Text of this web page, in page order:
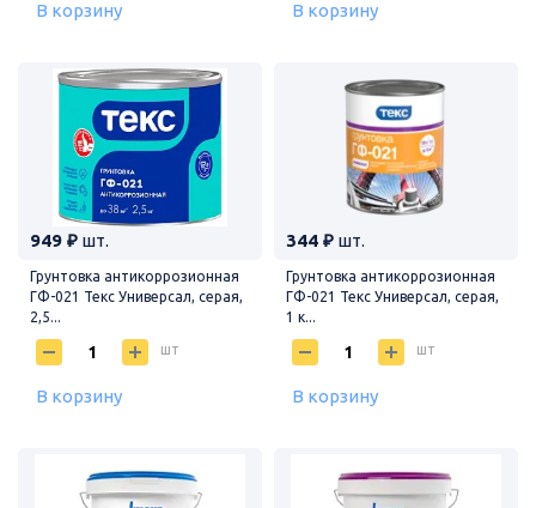
В корзину В корзину
949 ₽ шт.
Грунтовка антикоррозионная
ГФ-021 Текс Универсал, серая,
2,5...
шт
В корзину
344 ₽ шт.
Грунтовка антикоррозионная
ГФ-021 Текс Универсал, серая,
1 к...
шт
В корзину